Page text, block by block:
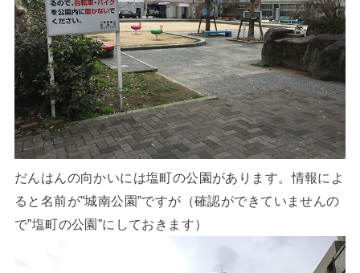
だんはんの向かいには塩町の公園があります。情報によ
ると名前が”城南公園”ですが（確認ができていませんの
で”塩町の公園”にしておきます）